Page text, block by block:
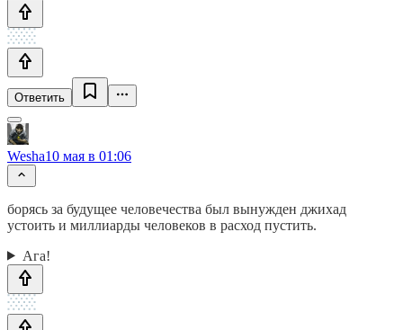
Ответить
Wesha10 мая в 01:06
борясь за будущее человечества был вынужден джихад
устоить и миллиарды человеков в расход пустить.
Ага!